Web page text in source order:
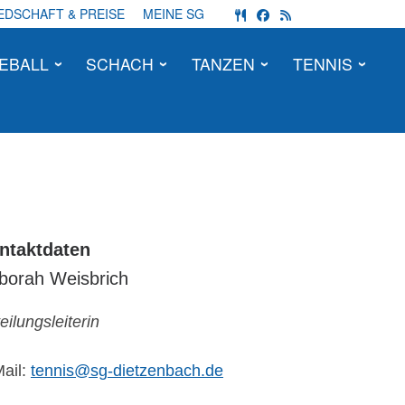
& PREISE MEINE SG fas fa-utensils
fab fa-facebook
SCHACH TANZEN
TENNIS
Weisbrich
tennis@sg-dietzenbach.de